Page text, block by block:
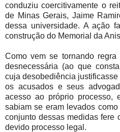
conduziu coercitivamente o
de Minas Gerais, Jaime
dessa universidade. A ação
construção do Memorial da
Como vem se tornando
desnecessária (ao que
cuja desobediência
os acusados e seus
acesso ao próprio processo,
sabiam se eram levados
conjunto dessas medidas fere
devido processo legal.